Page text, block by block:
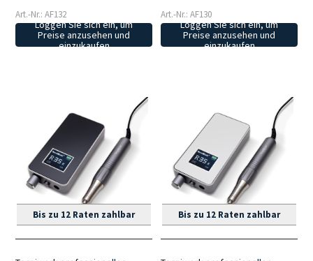
Art.-Nr.: AF132
Loggen Sie sich ein, um
Preise anzusehen und
einzukaufen
Art.-Nr.: AF130
Loggen Sie sich ein, um
Preise anzusehen und
einzukaufen
Bis zu 12 Raten zahlbar Bis zu 12 Raten zahlbar